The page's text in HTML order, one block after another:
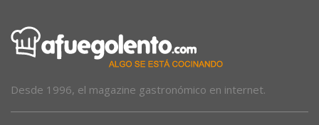
Desde 1996, el magazine gastronómico en internet.